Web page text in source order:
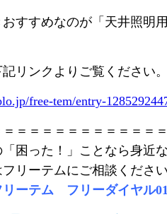
すすめなのが「天井照明
リンクよりご覧ください
free-tem/entry-
＝＝＝＝＝＝＝＝＝＝＝＝
困った！」ことなら身近
リーテムにご相談くださ
ーテム フリーダイヤル